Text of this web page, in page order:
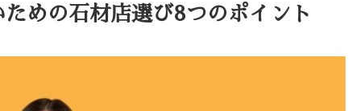
めの石材店選び8つのポイント